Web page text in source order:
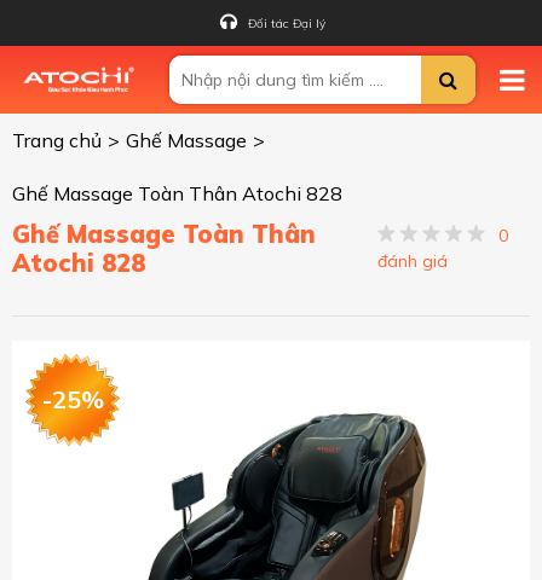
Đối tác Đại lý
Trang chủ > Ghế Massage >
Ghế Massage Toàn Thân Atochi 828
Ghế Massage Toàn Thân
Atochi 828
0
đánh giá
-25%